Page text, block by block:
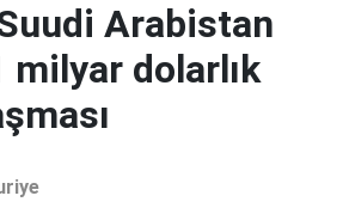
Arabistan
milyar dolarlık